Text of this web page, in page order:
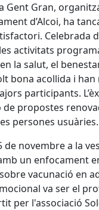
Gent Gran,
d’Alcoi, ha
Celebrada
activitats
la salut, el
bona acollida i
participants.
propostes
persones usuàries.
novembre a la
un enfocament
vacunació en
va ser el
per l'associació